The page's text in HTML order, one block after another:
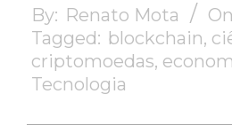
10-
16
By: Renato Mota
Tagged: blockchain,
criptomoedas,
Tecnologia